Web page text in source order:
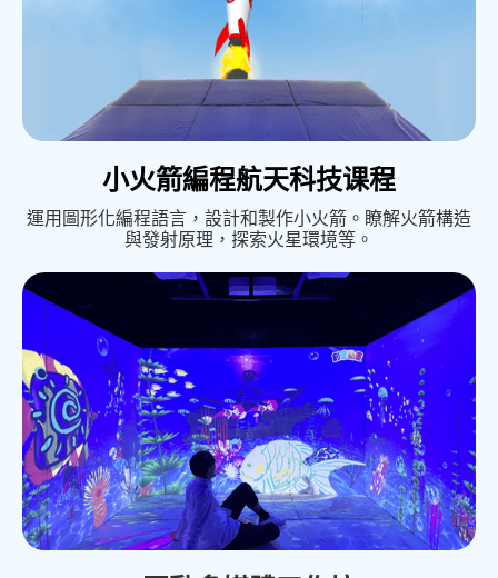
小火箭編程航天科技课程
運用圖形化編程語言，設計和製作小火箭。瞭解火箭構造
與發射原理，探索火星環境等。